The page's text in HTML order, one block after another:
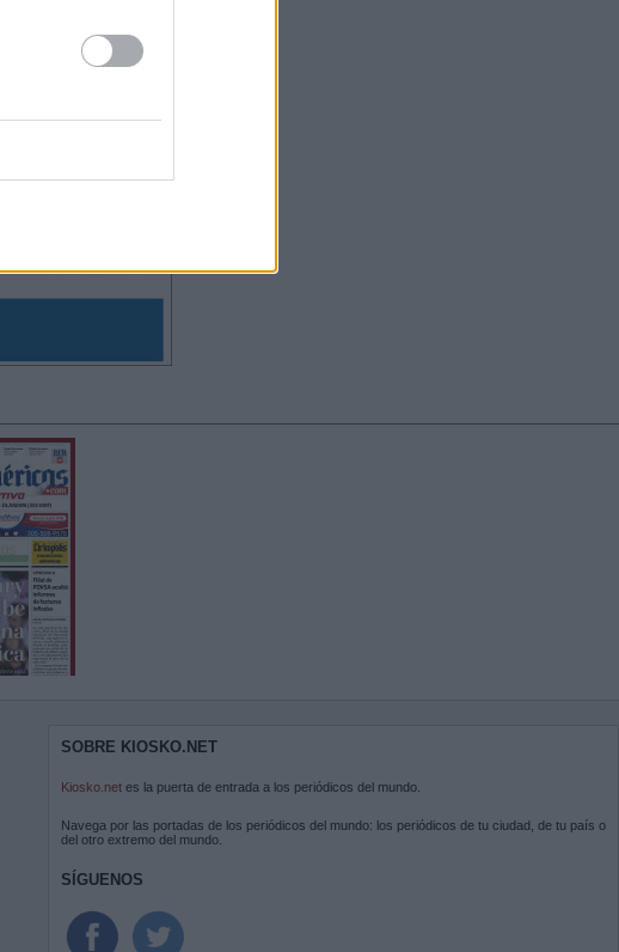
SOBRE KIOSKO.NET
Kiosko.net es la puerta de entrada a los periódicos del mundo.
Navega por las portadas de los periódicos del mundo: los periódicos de tu ciudad, de tu país o
del otro extremo del mundo.
SÍGUENOS